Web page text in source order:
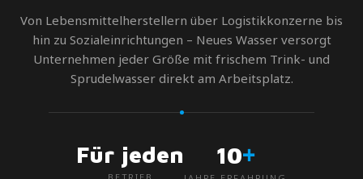
Von Lebensmittelherstellern über Logistikkonzerne bis
hin zu Sozialeinrichtungen – Neues Wasser versorgt
Unternehmen jeder Größe mit frischem Trink- und
Sprudelwasser direkt am Arbeitsplatz.
Für jeden 10+